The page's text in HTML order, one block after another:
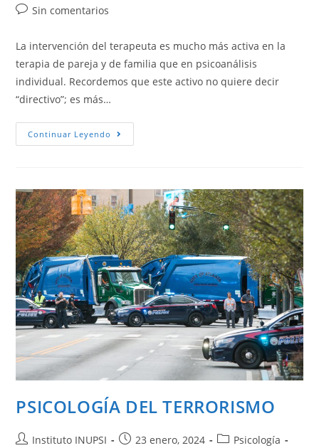
Sin comentarios
La intervención del terapeuta es mucho más activa en la
terapia de pareja y de familia que en psicoanálisis
individual. Recordemos que este activo no quiere decir
“directivo”; es más…
Continuar Leyendo
PSICOLOGÍA DEL TERRORISMO
Instituto INUPSI 23 enero, 2024
Psicología